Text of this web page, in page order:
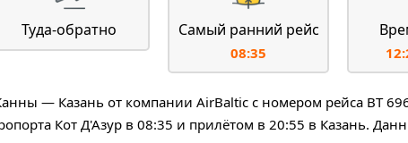
Туда-обратно Самый ранний рейс
08:35
— Казань от компании AirBaltic с номером рейса BT
Кот Д'Азур в 08:35 и прилётом в 20:55 в Казань.